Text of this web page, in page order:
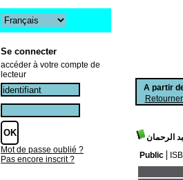
A partir
الرحمان
Public
Se connecter
accéder à votre compte de
lecteur
Mot de passe oublié ?
Pas encore inscrit ?